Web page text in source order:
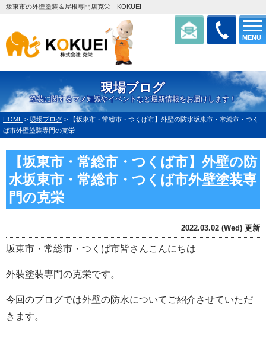
MENU
坂東市の外壁塗装＆屋根専門店克栄 KOKUEI
現場ブログ
塗装に関するマメ知識やイベントなど最新情報をお届けします！
HOME > 現場ブログ >
【坂東市・常総市・つくば市】外壁の防水坂東市・常総市・つく
ば市外壁塗装専門の克栄
【坂東市・常総市・つくば市】外壁の防
水坂東市・常総市・つくば市外壁塗装専
門の克栄
2022.03.02 (Wed) 更新
坂東市・常総市・つくば市皆さんこんにちは
外装塗装専門の克栄です。
今回のブログでは外壁の防水についてご紹介させていただ
きます。